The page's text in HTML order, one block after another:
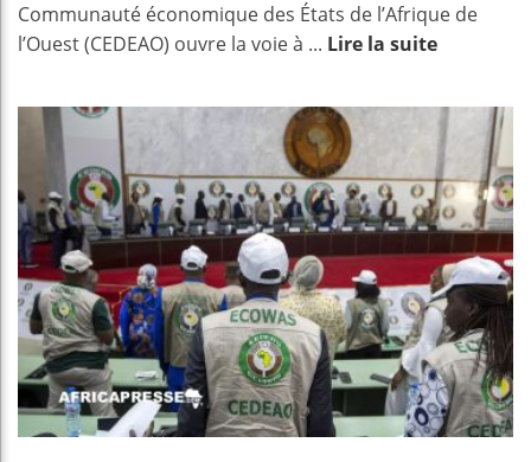
Communauté économique des États de l’Afrique de
l’Ouest (CEDEAO) ouvre la voie à ... Lire la suite